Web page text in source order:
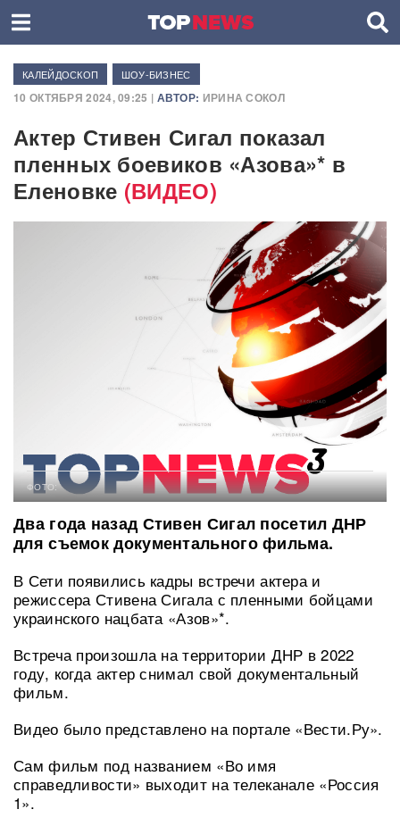
КАЛЕЙДОСКОП ШОУ-БИЗНЕС
10 ОКТЯБРЯ 2024, 09:25 | АВТОР: ИРИНА СОКОЛ
Актер Стивен Сигал показал
пленных боевиков «Азова»* в
Еленовке (ВИДЕО)
ФОТО:
Два года назад Стивен Сигал посетил ДНР
для съемок документального фильма.
В Сети появились кадры встречи актера и
режиссера Стивена Сигала с пленными бойцами
украинского нацбата «Азов»*.
Встреча произошла на территории ДНР в 2022
году, когда актер снимал свой документальный
фильм.
Видео было представлено на портале «Вести.Ру».
Сам фильм под названием «Во имя
справедливости» выходит на телеканале «Россия
1».